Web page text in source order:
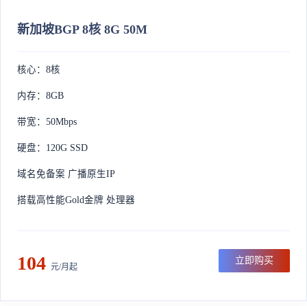
新加坡BGP 8核 8G 50M
核心：8核
内存：8GB
带宽：50Mbps
硬盘：120G SSD
域名免备案 广播原生IP
搭载高性能Gold金牌 处理器
104 元/月起
立即购买